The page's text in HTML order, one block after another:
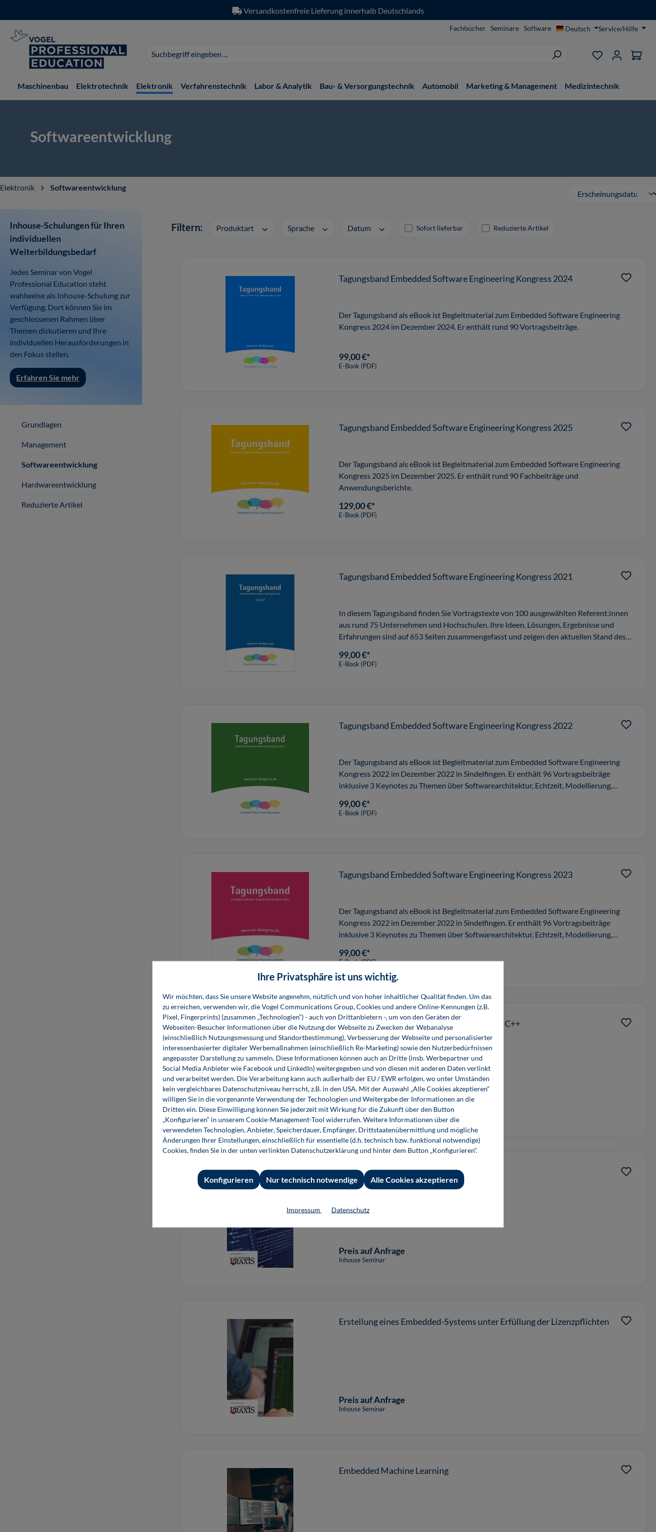
Versandkostenfreie Lieferung innerhalb Deutschlands
Fachbücher Seminare Software Deutsch Service/Hilfe
Suchvorschläge
erscheinen
der
Eingabe.
Du hast 0
Maschinenbau Elektrotechnik Elektronik Verfahrenstechnik Labor & Analytik Bau- & Versorgungstechnik Automobil Marketing & Management Medizintechnik
Softwareentwicklung
Elektronik Softwareentwicklung
Inhouse-Schulungen für Ihren
individuellen
Weiterbildungsbedarf
Jedes Seminar von Vogel
Professional Education steht
wahlweise als Inhouse-Schulung zur
Verfügung. Dort können Sie im
geschlossenen Rahmen über
Themen diskutieren und Ihre
individuellen Herausforderungen in
den Fokus stellen.
Erfahren Sie mehr
Grundlagen
Management
Softwareentwicklung
Hardwareentwicklung
Reduzierte Artikel
Filtern: Produktart Sprache Datum Sofort lieferbar Reduzierte Artikel
Tagungsband Embedded Software Engineering Kongress 2024
Der Tagungsband als eBook ist Begleitmaterial zum Embedded Software Engineering
Kongress 2024 im Dezember 2024. Er enthält rund 90 Vortragsbeiträge.
99,00 €*
E-Book (PDF)
Tagungsband Embedded Software Engineering Kongress 2025
Der Tagungsband als eBook ist Begleitmaterial zum Embedded Software Engineering
Kongress 2025 im Dezember 2025. Er enthält rund 90 Fachbeiträge und
Anwendungsberichte.
129,00 €*
E-Book (PDF)
Tagungsband Embedded Software Engineering Kongress 2021
In diesem Tagungsband finden Sie Vortragstexte von 100 ausgewählten Referent:innen
aus rund 75 Unternehmen und Hochschulen. Ihre Ideen, Lösungen, Ergebnisse und
Erfahrungen sind auf 653 Seiten zusammengefasst und zeigen den aktuellen Stand des
99,00 €*
E-Book (PDF)
Tagungsband Embedded Software Engineering Kongress 2022
Der Tagungsband als eBook ist Begleitmaterial zum Embedded Software Engineering
Kongress 2022 im Dezember 2022 in Sindelfingen. Er enthält 96 Vortragsbeiträge
inklusive 3 Keynotes zu Themen über Softwarearchitektur, Echtzeit, Modellierung,
99,00 €*
E-Book (PDF)
Tagungsband Embedded Software Engineering Kongress 2023
Der Tagungsband als eBook ist Begleitmaterial zum Embedded Software Engineering
Kongress 2022 im Dezember 2022 in Sindelfingen. Er enthält 96 Vortragsbeiträge
inklusive 3 Keynotes zu Themen über Softwarearchitektur, Echtzeit, Modellierung,
99,00 €*
E-Book (PDF)
Embedded Programmierung mit modernem C++
Preis auf Anfrage
Inhouse Seminar
C++11 und C++14
Preis auf Anfrage
Inhouse Seminar
Erstellung eines Embedded-Systems unter Erfüllung der Lizenzpflichten
Preis auf Anfrage
Inhouse Seminar
Embedded Machine Learning
Ihre Privatsphäre ist uns wichtig.
Wir möchten, dass Sie unsere Website angenehm, nützlich und von hoher inhaltlicher Qualität finden. Um das
zu erreichen, verwenden wir, die Vogel Communications Group, Cookies und andere Online-Kennungen (z.B.
Pixel, Fingerprints) (zusammen „Technologien“) - auch von Drittanbietern -, um von den Geräten der
Webseiten-Besucher Informationen über die Nutzung der Webseite zu Zwecken der Webanalyse
(einschließlich Nutzungsmessung und Standortbestimmung), Verbesserung der Webseite und personalisierter
interessenbasierter digitaler Werbemaßnahmen (einschließlich Re-Marketing) sowie den Nutzerbedürfnissen
angepasster Darstellung zu sammeln. Diese Informationen können auch an Dritte (insb. Werbepartner und
Social Media Anbieter wie Facebook und LinkedIn) weitergegeben und von diesen mit anderen Daten verlinkt
und verarbeitet werden. Die Verarbeitung kann auch außerhalb der EU / EWR erfolgen, wo unter Umständen
kein vergleichbares Datenschutzniveau herrscht, z.B. in den USA. Mit der Auswahl „Alle Cookies akzeptieren“
willigen Sie in die vorgenannte Verwendung der Technologien und Weitergabe der Informationen an die
Dritten ein. Diese Einwilligung können Sie jederzeit mit Wirkung für die Zukunft über den Button
„Konfigurieren“ in unserem Cookie-Management-Tool widerrufen. Weitere Informationen über die
verwendeten Technologien, Anbieter, Speicherdauer, Empfänger, Drittstaatenübermittlung und mögliche
Änderungen Ihrer Einstellungen, einschließlich für essentielle (d.h. technisch bzw. funktional notwendige)
Cookies, finden Sie in der unten verlinkten Datenschutzerklärung und hinter dem Button „Konfigurieren“.
Nur technisch notwendige
Konfigurieren Alle Cookies akzeptieren
Impressum Datenschutz